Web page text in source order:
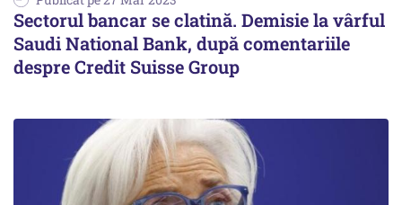
Sectorul bancar se clatină. Demisie la vârful
Saudi National Bank, după comentariile
despre Credit Suisse Group